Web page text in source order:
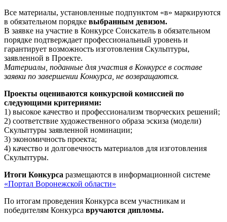
Все материалы, установленные подпунктом «в» маркируются
в обязательном порядке выбранным девизом.
В заявке на участие в Конкурсе Соискатель в обязательном
порядке подтверждает профессиональный уровень и
гарантирует возможность изготовления Скульптуры,
заявленной в Проекте.
Материалы, поданные для участия в Конкурсе в составе
заявки по завершении Конкурса, не возвращаются.
Проекты оцениваются конкурсной комиссией по
следующими критериями:
1) высокое качество и профессионализм творческих решений;
2) соответствие художественного образа эскиза (модели)
Скульптуры заявленной номинации;
3) экономичность проекта;
4) качество и долговечность материалов для изготовления
Скульптуры.
Итоги Конкурса размещаются в информационной системе
«Портал Воронежской области»
По итогам проведения Конкурса всем участникам и
победителям Конкурса вручаются дипломы.